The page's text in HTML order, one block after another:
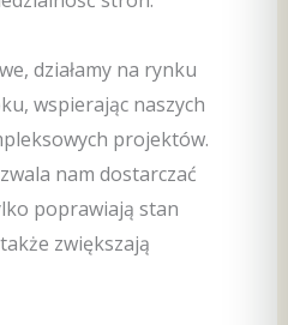
działamy na rynku
wspierając naszych
projektów.
nam dostarczać
poprawiają stan
zwiększają